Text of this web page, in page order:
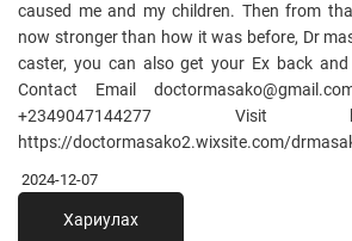
caused me and my children. Then from
now stronger than how it was before, Dr
caster, you can also get your Ex back
Contact Email
+2349047144277 Visit
https://doctormasako2.wixsite.com/
2024-12-07
Хариулах